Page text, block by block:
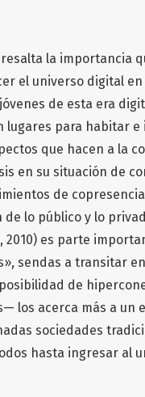
la importancia
el universo digital
de esta era
para habitar e
que hacen a la
en su situación de
de
lo público y lo
2010) es parte
sendas a transitar
de
los acerca más a un
sociedades
hasta ingresar al